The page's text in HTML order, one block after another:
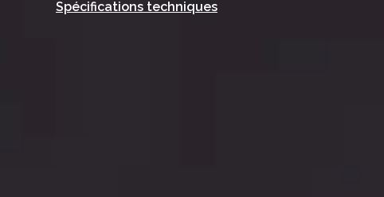
Spécifications techniques